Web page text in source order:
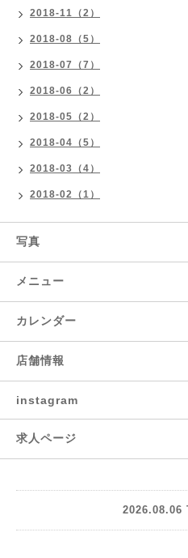
2018-11（2）
2018-08（5）
2018-07（7）
2018-06（2）
2018-05（2）
2018-04（5）
2018-03（4）
2018-02（1）
写真
メニュー
カレンダー
店舗情報
instagram
求人ページ
2026.08.06